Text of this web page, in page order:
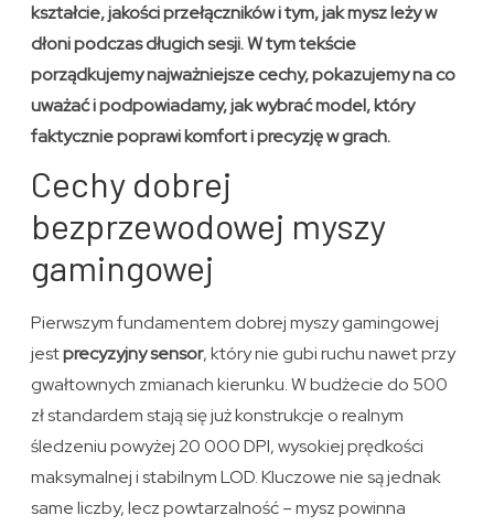
kształcie, jakości przełączników i tym, jak mysz leży w
dłoni podczas długich sesji. W tym tekście
porządkujemy najważniejsze cechy, pokazujemy na co
uważać i podpowiadamy, jak wybrać model, który
faktycznie poprawi komfort i precyzję w grach.
Cechy dobrej
bezprzewodowej myszy
gamingowej
Pierwszym fundamentem dobrej myszy gamingowej
jestprecyzyjny sensor, który nie gubi ruchu nawet przy
gwałtownych zmianach kierunku. W budżecie do 500
zł standardem stają się już konstrukcje o realnym
śledzeniu powyżej 20 000 DPI, wysokiej prędkości
maksymalnej i stabilnym LOD. Kluczowe nie są jednak
same liczby, lecz powtarzalność – mysz powinna